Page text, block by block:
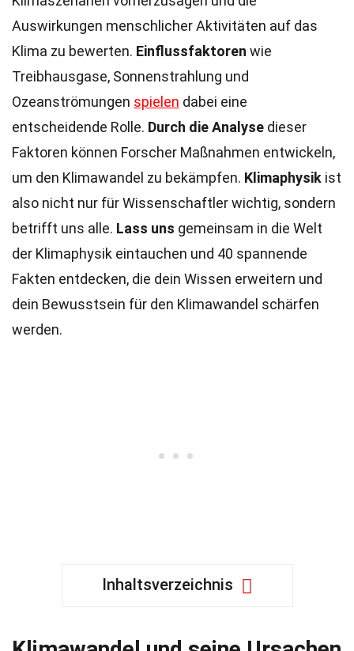
Auswirkungen menschlicher Aktivitäten auf das
Klima zu bewerten. Einflussfaktoren wie
Treibhausgase, Sonnenstrahlung und
Ozeanströmungen spielen dabei eine
entscheidende Rolle. Durch die Analyse dieser
Faktoren können Forscher Maßnahmen entwickeln,
um den Klimawandel zu bekämpfen. Klimaphysik ist
also nicht nur für Wissenschaftler wichtig, sondern
betrifft uns alle. Lass uns gemeinsam in die Welt
der Klimaphysik eintauchen und 40 spannende
Fakten entdecken, die dein Wissen erweitern und
dein Bewusstsein für den Klimawandel schärfen
werden.
Inhaltsverzeichnis